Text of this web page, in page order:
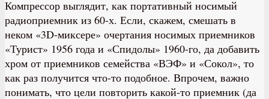
Компрессор выглядит, как портативный носимый
радиоприемник из 60-х. Если, скажем, смешать в
неком «3D-миксере» очертания носимых приемников
«Турист» 1956 года и «Спидолы» 1960-го, да добавить
хром от приемников семейства «ВЭФ» и «Сокол», то
как раз получится что-то подобное. Впрочем, важно
понимать, что цели повторить какой-то приемник (да